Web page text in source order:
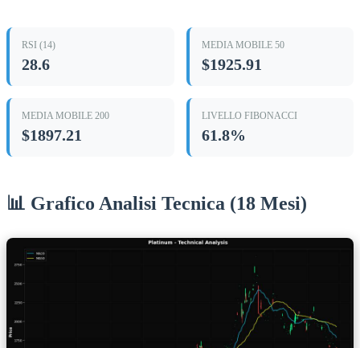
RSI (14)
28.6
MEDIA MOBILE 50
$1925.91
MEDIA MOBILE 200
$1897.21
LIVELLO FIBONACCI
61.8%
📊 Grafico Analisi Tecnica (18 Mesi)